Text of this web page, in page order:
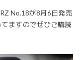
No.18が8月6日発売
ますのでぜひご購読